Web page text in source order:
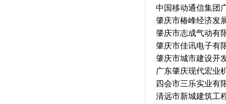
中国移动通信集团
肇庆市椿峰经济发
肇庆市志成气动有
肇庆市佳讯电子有
肇庆市城市建设开
广东肇庆现代宏业
四会市三乐实业有
清远市新城建筑工